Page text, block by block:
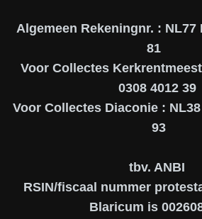
Algemeen Rekeningnr. : NL77
81
Voor Collectes
0308 4012 39
Voor Collectes Diaconie :
93
tbv. ANBI
RSIN/fiscaal nummer
Blaricum is